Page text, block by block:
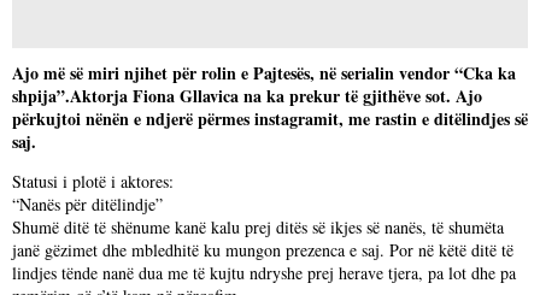
Ajo më së miri njihet për rolin e Pajtesës, në serialin vendor “Cka ka
shpija”.Aktorja Fiona Gllavica na ka prekur të gjithëve sot. Ajo
përkujtoi nënën e ndjerë përmes instagramit, me rastin e ditëlindjes së
saj.
Statusi i plotë i aktores:
“Nanës për ditëlindje”
Shumë ditë të shënume kanë kalu prej ditës së ikjes së nanës, të shumëta
janë gëzimet dhe mbledhitë ku mungon prezenca e saj. Por në këtë ditë të
lindjes tënde nanë dua me të kujtu ndryshe prej herave tjera, pa lot dhe pa